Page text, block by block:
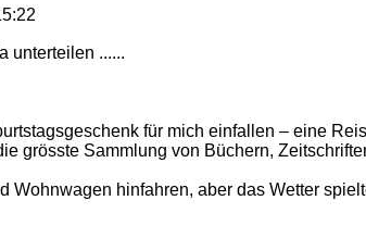
unterteilen ......
für mich einfallen – eine
grösste Sammlung von Büchern,
Wohnwagen hinfahren, aber das Wetter